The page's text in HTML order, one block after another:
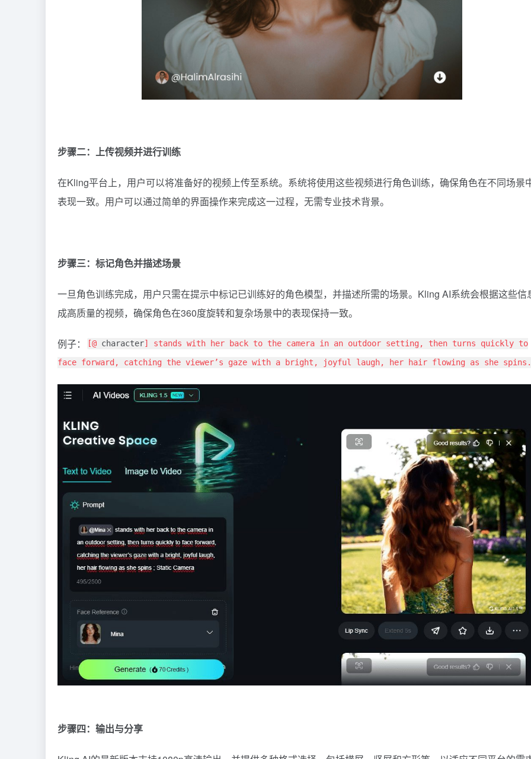
步骤二：上传视频并进行训练
在Kling平台上，用户可以将准备好的视频上传至系统。系统将使用这些视频进行角色训练，确保角色在不同场景
表现一致。用户可以通过简单的界面操作来完成这一过程，无需专业技术背景。
步骤三：标记角色并描述场景
一旦角色训练完成，用户只需在提示中标记已训练好的角色模型，并描述所需的场景。Kling AI系统会根据这些信
成高质量的视频，确保角色在360度旋转和复杂场景中的表现保持一致。
例子： [@ character ] stands with her back to the camera in an outdoor setting, then turns quickly to
face forward, catching the viewer’s gaze with a bright, joyful laugh, her hair flowing as she spins.
步骤四：输出与分享